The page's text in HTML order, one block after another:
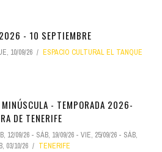
2026 - 10 SEPTIEMBRE
10/09/26 ESPACIO CULTURAL EL TANQUE
MINÚSCULA - TEMPORADA 2026-
DE TENERIFE
12/09/26 - SÁB, 19/09/26 - VIE, 25/09/26 - SÁB,
03/10/26 TENERIFE